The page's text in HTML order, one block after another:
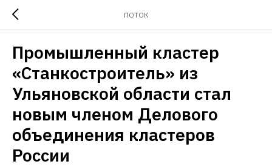
ПОТОК
Промышленный кластер
«Станкостроитель» из
Ульяновской области стал
новым членом Делового
объединения кластеров
России